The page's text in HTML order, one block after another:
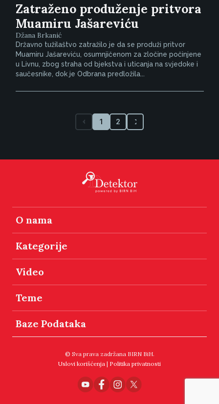
Zatraženo produženje pritvora
Muamiru Jašareviću
Džana Brkanić
Državno tužilaštvo zatražilo je da se produži pritvor
Muamiru Jašareviću, osumnjičenom za zločine počinjene
u Livnu, zbog straha od bjekstva i uticanja na svjedoke i
saučesnike, dok je Odbrana predložila...
1 2
O nama
Kategorije
Video
Teme
Baze Podataka
© Sva prava zadržana BIRN BiH.
Uslovi korišćenja | Politika privatnosti